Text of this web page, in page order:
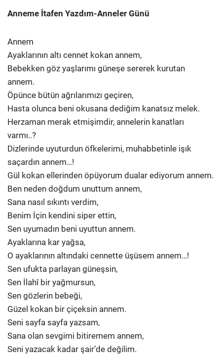
Anneme İtafen Yazdım-Anneler Günü
Annem
Ayaklarının altı cennet kokan annem,
Bebekken göz yaşlarımı güneşe sererek kurutan
annem.
Öpünce bütün ağrılarımızı geçiren,
Hasta olunca beni okusana dediğim kanatsız melek.
Herzaman merak etmişimdir, annelerin kanatları
varmı..?
Dizlerinde uyuturdun öfkelerimi, muhabbetinle işık
saçardın annem…!
Gül kokan ellerinden öpüyorum dualar ediyorum annem.
Ben neden doğdum unuttum annem,
Sana nasıl sıkıntı verdim,
Benim İçin kendini siper ettin,
Sen uyumadın beni uyuttun annem.
Ayaklarına kar yağsa,
O ayaklarının altındaki cennette üşüsem annem…!
Sen ufukta parlayan güneşsin,
Sen İlahî bir yağmursun,
Sen gözlerin bebeği,
Güzel kokan bir çiçeksin annem.
Seni sayfa sayfa yazsam,
Sana olan sevgimi bitiremem annem,
Seni yazacak kadar şair’de değilim.